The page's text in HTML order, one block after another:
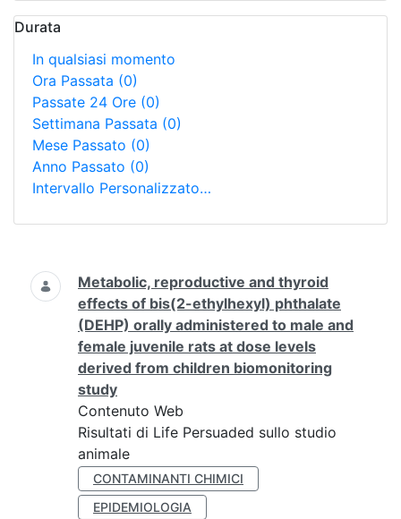
Durata
In qualsiasi momento
Ora Passata (0)
Passate 24 Ore (0)
Settimana Passata (0)
Mese Passato (0)
Anno Passato (0)
Intervallo Personalizzato…
Ricerca
Metabolic, reproductive and thyroid
effects of bis(2-ethylhexyl) phthalate
(DEHP) orally administered to male and
female juvenile rats at dose levels
derived from children biomonitoring
study
Contenuto Web
Risultati di Life Persuaded sullo studio
animale
CONTAMINANTI CHIMICI
EPIDEMIOLOGIA